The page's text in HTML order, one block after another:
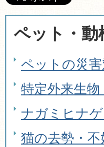
ペット・動
ペットの災
特定外来生
ナガミヒナ
猫の去勢・